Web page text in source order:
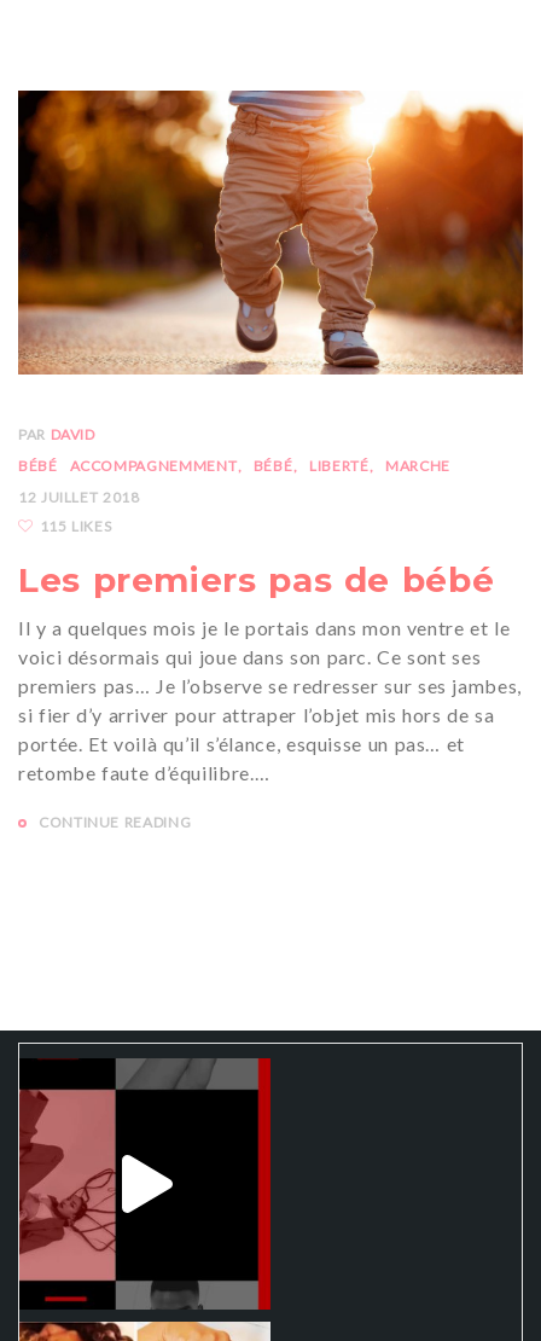
PAR DAVID
BÉBÉ
ACCOMPAGNEMMENT BÉBÉ LIBERTÉ
MARCHE
12 JUILLET 2018
115 LIKES
Les premiers pas de bébé
Il y a quelques mois je le portais dans mon ventre et le
voici désormais qui joue dans son parc. Ce sont ses
premiers pas… Je l’observe se redresser sur ses jambes,
si fier d’y arriver pour attraper l’objet mis hors de sa
portée. Et voilà qu’il s’élance, esquisse un pas… et
retombe faute d’équilibre.…
CONTINUE READING